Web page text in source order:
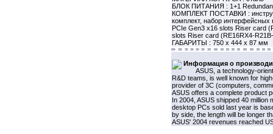
БЛОК ПИТАНИЯ : 1+1 Redundant
КОМПЛЕКТ ПОСТАВКИ :
комплект, набор интерфейсных
PCIe Gen3 x16 slots Riser card
slots Riser card (RE16RX4-
ГАБАРИТЫ : 750 x 444 x 87 мм
Информация о
ASUS, a technology-
R&D teams, is well known for
provider of 3C (computers,
ASUS offers a complete product
In 2004, ASUS shipped 40
desktop PCs sold last year is
by side, the length will be longer
ASUS' 2004 revenues reached